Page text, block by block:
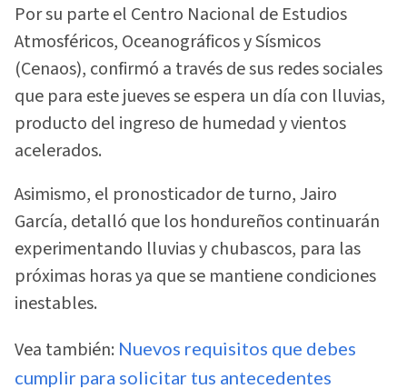
Por su parte el Centro Nacional de Estudios
Atmosféricos, Oceanográficos y Sísmicos
(Cenaos), confirmó a través de sus redes sociales
que para este jueves se espera un día con lluvias,
producto del ingreso de humedad y vientos
acelerados.
Asimismo, el pronosticador de turno, Jairo
García, detalló que los hondureños continuarán
experimentando lluvias y chubascos, para las
próximas horas ya que se mantiene condiciones
inestables.
Vea también: Nuevos requisitos que debes
cumplir para solicitar tus antecedentes